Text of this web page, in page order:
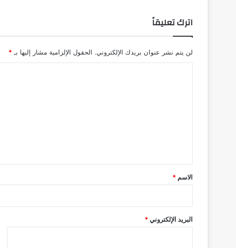
اترك تعليقاً
لن يتم نشر عنوان بريدك الإلكتروني. الحقول الإلزامية مشار إليها بـ *
*
الاسم *
البريد الإلكتروني *